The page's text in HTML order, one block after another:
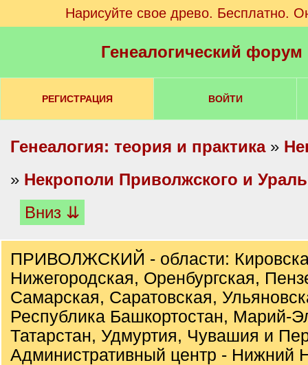
Нарисуйте свое древо. Бесплатно.
Генеалогический
РЕГИСТРАЦИЯ ВОЙТИ
Генеалогия: теория и практика»
» Некрополи Приволжского и
Вниз ⇊
ПРИВОЛЖСКИЙ - области:
Нижегородская, Оренбургская,
Самарская, Саратовская,
Республика Башкортостан, Марий-
Татарстан, Удмуртия, Чувашия и
Административный центр - Нижний